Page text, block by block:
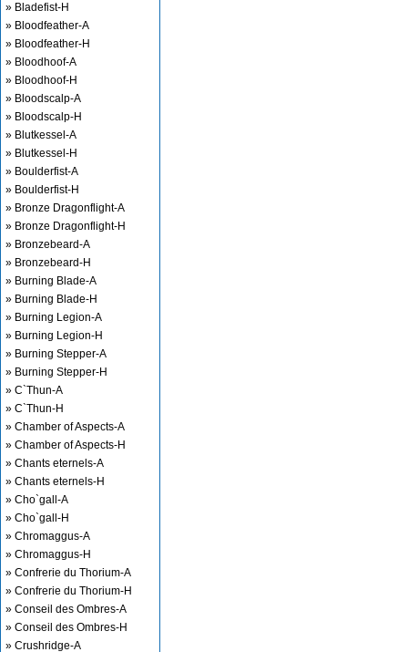
» Bladefist-H
» Bloodfeather-A
» Bloodfeather-H
» Bloodhoof-A
» Bloodhoof-H
» Bloodscalp-A
» Bloodscalp-H
» Blutkessel-A
» Blutkessel-H
» Boulderfist-A
» Boulderfist-H
» Bronze Dragonflight-A
» Bronze Dragonflight-H
» Bronzebeard-A
» Bronzebeard-H
» Burning Blade-A
» Burning Blade-H
» Burning Legion-A
» Burning Legion-H
» Burning Stepper-A
» Burning Stepper-H
» C`Thun-A
» C`Thun-H
» Chamber of Aspects-A
» Chamber of Aspects-H
» Chants eternels-A
» Chants eternels-H
» Cho`gall-A
» Cho`gall-H
» Chromaggus-A
» Chromaggus-H
» Confrerie du Thorium-A
» Confrerie du Thorium-H
» Conseil des Ombres-A
» Conseil des Ombres-H
» Crushridge-A